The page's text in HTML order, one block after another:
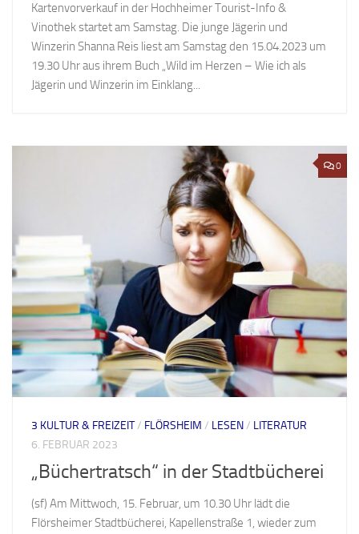
Kartenvorverkauf in der Hochheimer Tourist-Info &
Vinothek startet am Samstag. Die junge Jägerin und
Winzerin Shanna Reis liest am Samstag den 15.04.2023 um
19.30 Uhr aus ihrem Buch „Wild im Herzen – Wie ich als
Jägerin und Winzerin im Einklang...
0
3 KULTUR & FREIZEIT/ FLÖRSHEIM / LESEN/ LITERATUR
6. FEBRUAR 2023
„Büchertratsch“ in der Stadtbücherei
(sf) Am Mittwoch, 15. Februar, um 10.30 Uhr lädt die
Flörsheimer Stadtbücherei, Kapellenstraße 1, wieder zum